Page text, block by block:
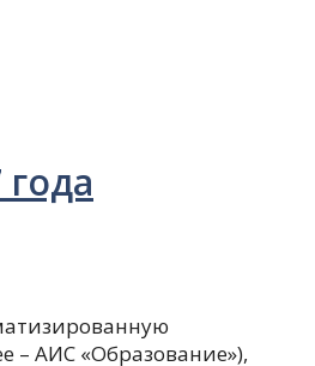
– АИС «Образование»),